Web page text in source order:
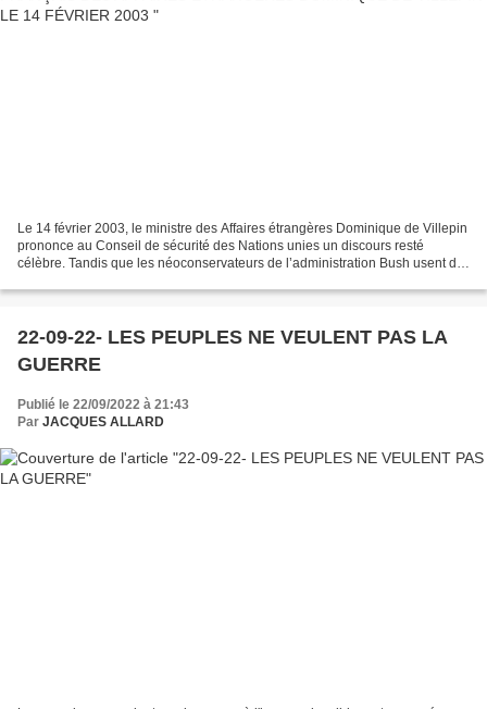
Le 14 février 2003, le ministre des Affaires étrangères Dominique de Villepin
prononce au Conseil de sécurité des Nations unies un discours resté
célèbre. Tandis que les néoconservateurs de l’administration Bush usent de
22-09-22- LES PEUPLES NE VEULENT PAS LA
GUERRE
Publié le 22/09/2022 à 21:43
Par JACQUES ALLARD